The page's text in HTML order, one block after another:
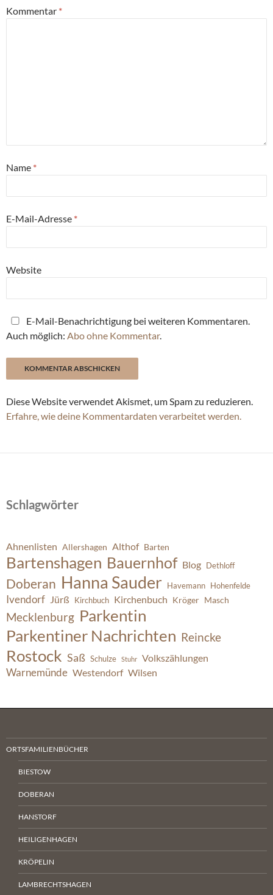
Kommentar *
Name *
E-Mail-Adresse *
Website
E-Mail-Benachrichtigung bei weiteren Kommentaren.
Auch möglich: Abo ohne Kommentar.
Diese Website verwendet Akismet, um Spam zu reduzieren.
Erfahre, wie deine Kommentardaten verarbeitet werden.
Schlagwörter
Ahnenlisten Allershagen Althof Barten
Bartenshagen Bauernhof Blog Dethloff
Doberan Hanna Sauder Havemann Hohenfelde
Ivendorf Jürß Kirchbuch Kirchenbuch Kröger Masch
Mecklenburg Parkentin
Parkentiner Nachrichten Reincke
Rostock Saß Schulze Stuhr Volkszählungen
Warnemünde Westendorf Wilsen
ORTSFAMILIENBÜCHER
BIESTOW
DOBERAN
HANSTORF
HEILIGENHAGEN
KRÖPELIN
LAMBRECHTSHAGEN